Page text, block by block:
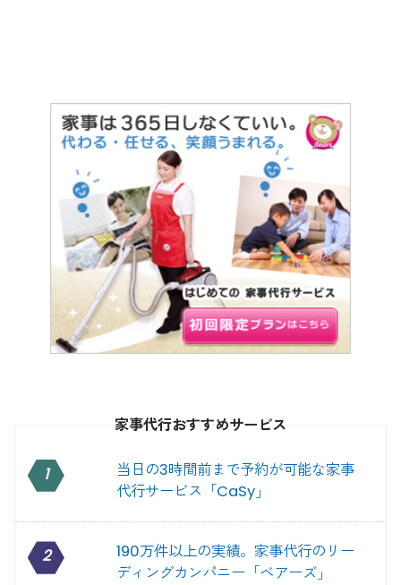
家事代行おすすめサービス
1
当日の3時間前まで予約が可能な家事
代行サービス「CaSy」
2
190万件以上の実績。家事代行のリー
ディングカンパニー「ベアーズ」